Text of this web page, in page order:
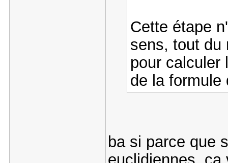
Cette étape
sens, tout du
pour calculer
de la formule
ba si parce que
euclidiennes, ca